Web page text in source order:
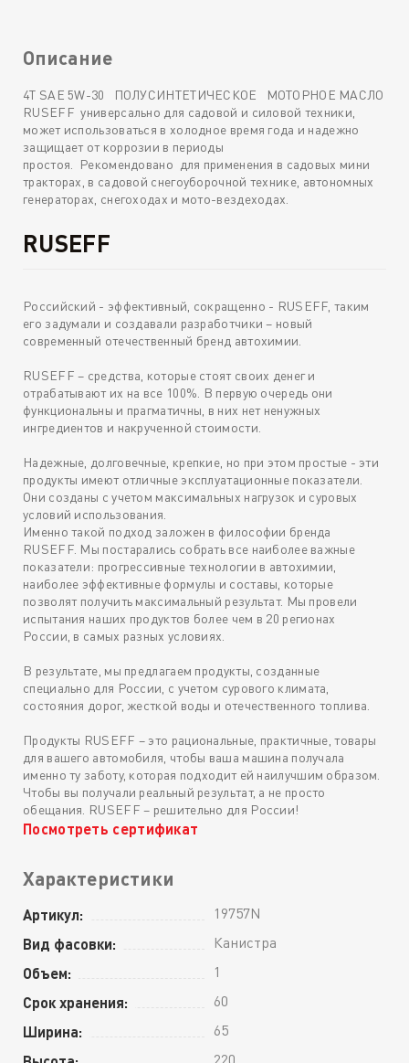
Описание
4T SAE 5W-30 ПОЛУСИНТЕТИЧЕСКОЕ МОТОРНОЕ МАСЛО
RUSEFF универсально для садовой и силовой техники,
может использоваться в холодное время года и надежно
защищает от коррозии в периоды
простоя. Рекомендовано для применения в садовых мини
тракторах, в садовой снегоуборочной технике, автономных
генераторах, снегоходах и мото-вездеходах.
RUSEFF
Российский - эффективный, сокращенно - RUSEFF, таким
его задумали и создавали разработчики – новый
современный отечественный бренд автохимии.
RUSEFF – средства, которые стоят своих денег и
отрабатывают их на все 100%. В первую очередь они
функциональны и прагматичны, в них нет ненужных
ингредиентов и накрученной стоимости.
Надежные, долговечные, крепкие, но при этом простые - эти
продукты имеют отличные эксплуатационные показатели.
Они созданы с учетом максимальных нагрузок и суровых
условий использования.
Именно такой подход заложен в философии бренда
RUSEFF. Мы постарались собрать все наиболее важные
показатели: прогрессивные технологии в автохимии,
наиболее эффективные формулы и составы, которые
позволят получить максимальный результат. Мы провели
испытания наших продуктов более чем в 20 регионах
России, в самых разных условиях.
В результате, мы предлагаем продукты, созданные
специально для России, с учетом сурового климата,
состояния дорог, жесткой воды и отечественного топлива.
Продукты RUSEFF – это рациональные, практичные, товары
для вашего автомобиля, чтобы ваша машина получала
именно ту заботу, которая подходит ей наилучшим образом.
Чтобы вы получали реальный результат, а не просто
обещания. RUSEFF – решительно для России!
Посмотреть сертификат
Характеристики
Артикул: 19757N
Вид фасовки: Канистра
Объем: 1
Срок хранения: 60
Ширина: 65
220